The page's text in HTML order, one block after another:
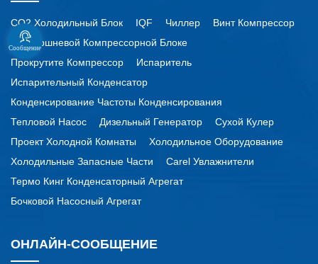
Сообщение
CO2 Холодильный Блок IQF Чиллер
Винт Компрессор
По Поршневой Компрессорной Блоке
Прокрутите Компрессор
Испаритель
Испарительный Конденсатор
Конденсирование Частоты Конденсирования
Тепловой Насос
Дизельный Генератор
Сухой Кулер
Проект Холодной Комнаты
Холодильное Оборудование
Холодильные Запасные Части
Carel Увлажнители
Термо Кинг Конденсаторный Агрегат
Бочковой Насосный Агрегат
ОНЛАЙН-СООБЩЕНИЕ